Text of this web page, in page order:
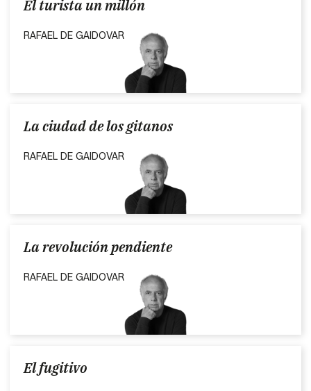
El turista un millón
RAFAEL DE GAIDOVAR
La ciudad de los gitanos
RAFAEL DE GAIDOVAR
La revolución pendiente
RAFAEL DE GAIDOVAR
El fugitivo